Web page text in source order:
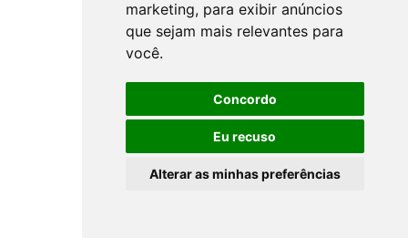
marketing, para exibir anúncios
que sejam mais relevantes para
você.
Concordo
Eu recuso
Alterar as minhas preferências